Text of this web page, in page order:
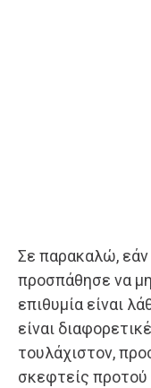
Σε παρακαλώ, εάν
προσπάθησε να
επιθυμία είναι
είναι
τουλάχιστον,
σκεφτείς προτού